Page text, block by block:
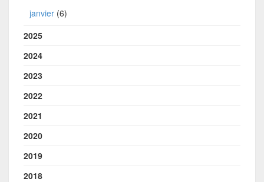
janvier (6)
2025
2024
2023
2022
2021
2020
2019
2018